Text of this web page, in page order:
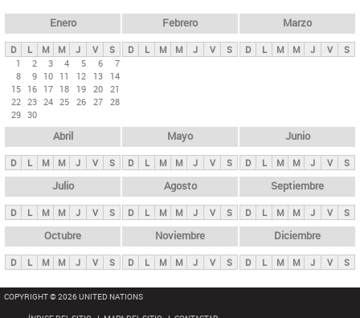
ds
p
n
i
p
a
l
s
Enero
D L M M J V
S
1
2 3 4 5 6
7
8
9 10 11 12 13
14
15 16 17 18 19 20 21
22 23 24 25 26 27 28
29 30
Febrero
D L M M J V S
Marzo
D L M M J V S
Abril
D L M M J V S
Mayo
D L M M J V S
Junio
D L M M J V S
Julio
D L M M J V S
Agosto
D L M M J V S
Septiembre
D L M M J V S
Octubre
D L M M J V S
Noviembre
D L M M J V S
Diciembre
D L M M J V S
COPYRIGHT © 2026 UNITED NATIONS